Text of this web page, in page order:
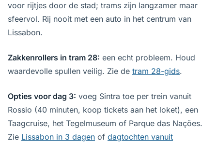
voor rijtjes door de stad; trams zijn langzamer maar
sfeervol. Rij nooit met een auto in het centrum van
Lissabon.
Zakkenrollers in tram 28: een echt probleem. Houd
waardevolle spullen veilig. Zie de tram 28-gids.
Opties voor dag 3: voeg Sintra toe per trein vanuit
Rossio (40 minuten, koop tickets aan het loket), een
Taagcruise, het Tegelmuseum of Parque das Nações.
Zie Lissabon in 3 dagen of dagtochten vanuit